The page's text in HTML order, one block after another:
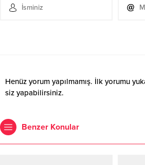
Henüz yorum yapılmamış. İlk yorumu
siz yapabilirsiniz.
Benzer Konular